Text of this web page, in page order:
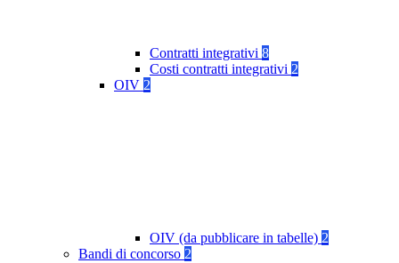
Contratti integrativi 8
Costi contratti integrativi 2
OIV 2
OIV (da pubblicare in tabelle) 2
Bandi di concorso 2